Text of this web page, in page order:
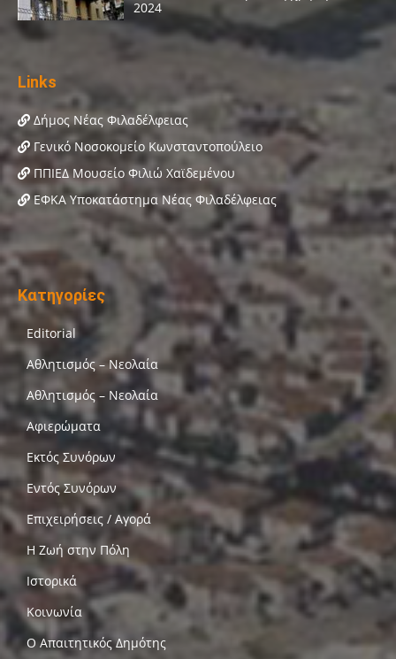
Links
Δήμος Νέας Φιλαδέλφειας
Γενικό Νοσοκομείο Κωνσταντοπούλειο
ΠΠΙΕΔ Μουσείο Φιλιώ Χαϊδεμένου
ΕΦΚΑ Υποκατάστημα Νέας Φιλαδέλφειας
Κατηγορίες
Editorial
Αθλητισμός – Νεολαία
Αθλητισμός – Νεολαία
Αφιερώματα
Εκτός Συνόρων
Εντός Συνόρων
Επιχειρήσεις / Αγορά
Η Ζωή στην Πόλη
Ιστορικά
Κοινωνία
Ο Απαιτητικός Δημότης